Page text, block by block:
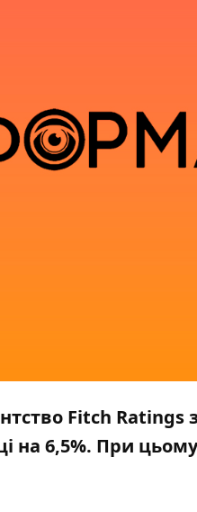
Fitch Ratings
на 6,5%. При